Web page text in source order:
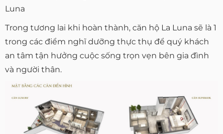
Luna
Trong tương lai khi hoàn thành, căn hộ La Luna sẽ là 1
trong các điểm nghĩ dưỡng thực thụ để quý khách
an tâm tận hưởng cuộc sống trọn vẹn bên gia đình
và người thân.